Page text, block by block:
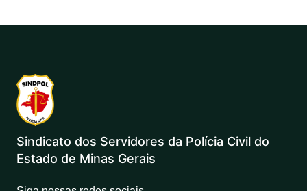
Sindicato dos Servidores da Polícia Civil do
Estado de Minas Gerais